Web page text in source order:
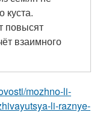
куста.
повысят
взаимного
mozhno-li-
li-raznye-